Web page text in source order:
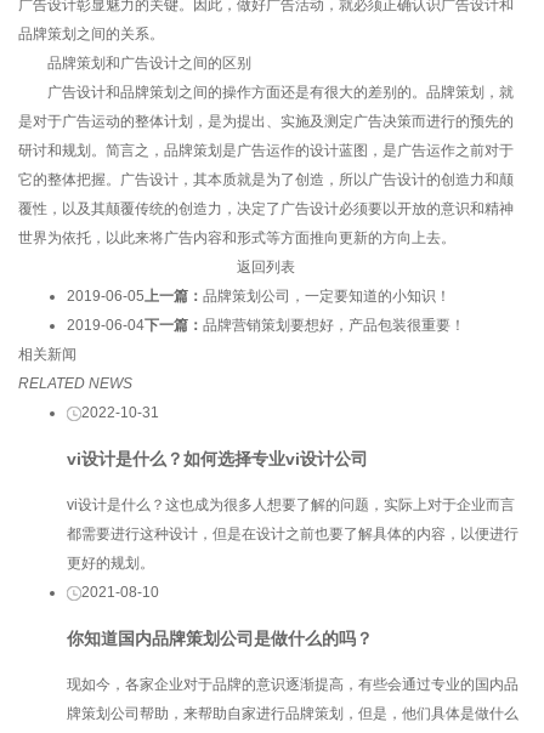
广告设计彰显魅力的关键。因此，做好广告活动，就必须正确认识广告设计和
品牌策划之间的关系。
品牌策划和广告设计之间的区别
广告设计和品牌策划之间的操作方面还是有很大的差别的。品牌策划，就
是对于广告运动的整体计划，是为提出、实施及测定广告决策而进行的预先的
研讨和规划。简言之，品牌策划是广告运作的设计蓝图，是广告运作之前对于
它的整体把握。广告设计，其本质就是为了创造，所以广告设计的创造力和颠
覆性，以及其颠覆传统的创造力，决定了广告设计必须要以开放的意识和精神
世界为依托，以此来将广告内容和形式等方面推向更新的方向上去。
返回列表
2019-06-05上一篇： 品牌策划公司，一定要知道的小知识！
2019-06-04下一篇： 品牌营销策划要想好，产品包装很重要！
相关新闻
RELATED NEWS
2022-10-31
vi设计是什么？如何选择专业vi设计公司
vi设计是什么？这也成为很多人想要了解的问题，实际上对于企业而言
都需要进行这种设计，但是在设计之前也要了解具体的内容，以便进行
更好的规划。
2021-08-10
你知道国内品牌策划公司是做什么的吗？
现如今，各家企业对于品牌的意识逐渐提高，有些会通过专业的国内品
牌策划公司帮助，来帮助自家进行品牌策划，但是，他们具体是做什么